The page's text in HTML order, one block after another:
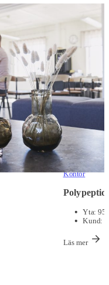
Kontor
Yta:
Kund:
Läs mer